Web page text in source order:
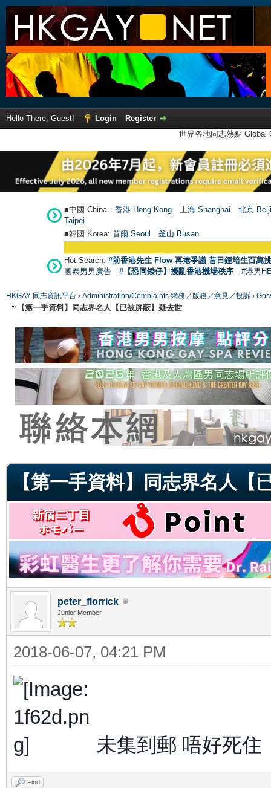
Hello There, Guest! Login
Register
世界各地同志熱點
■中國 China： 香港 Hong Kong 上海 Shanghai
北京
Taipei
■韓國 Korea: 首爾 Seoul 釜山 Busan
Hot Search: #前香港先生 Flow 再捲爭議 昔日鍾培生百萬
國泰男男廣告
#【恐同矮仔】擾亂香港機場秩序 #港男
HKGAY 同志資訊平台 › Administration/Complaints 網務／版務／意見／投訴 ›
【第一手資料】同志界名人【已被屏蔽】疑去世
【第一手資料】同志界名人【
peter_florrick
Junior Member
2018-06-07, 04:21 PM
? 未集到郵 唔好死住
Find